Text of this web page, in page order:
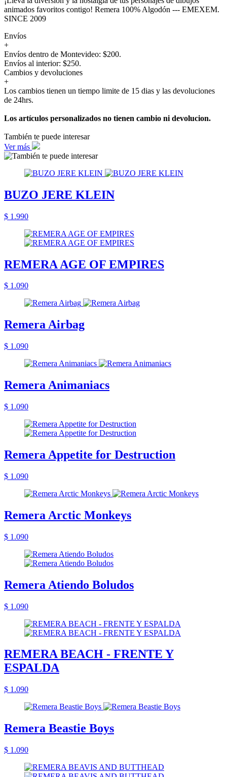
animados favoritos contigo! Remera 100% Algodón --- EMEXEM.
SINCE 2009
Envíos
+
Envíos dentro de Montevideo: $200.
Envíos al interior: $250.
Cambios y devoluciones
+
Los cambios tienen un tiempo limite de 15 dias y las devoluciones
de 24hrs.
Los artículos personalizados no tienen cambio ni devolucion.
También te puede interesar
Ver más
BUZO JERE KLEIN
$ 1.990
REMERA AGE OF EMPIRES
$ 1.090
Remera Airbag
$ 1.090
Remera Animaniacs
$ 1.090
Remera Appetite for Destruction
$ 1.090
Remera Arctic Monkeys
$ 1.090
Remera Atiendo Boludos
$ 1.090
REMERA BEACH - FRENTE Y
ESPALDA
$ 1.090
Remera Beastie Boys
$ 1.090